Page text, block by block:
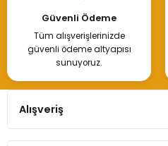
Güvenli Ödeme
Tüm alışverişlerinizde
güvenli ödeme altyapısı
sunuyoruz.
Alışveriş